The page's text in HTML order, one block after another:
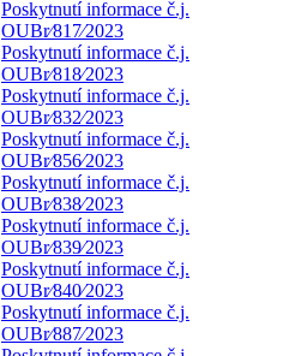
Poskytnutí informace č.j.
OUBr⁄817⁄2023
Poskytnutí informace č.j.
OUBr⁄818⁄2023
Poskytnutí informace č.j.
OUBr⁄832⁄2023
Poskytnutí informace č.j.
OUBr⁄856⁄2023
Poskytnutí informace č.j.
OUBr⁄838⁄2023
Poskytnutí informace č.j.
OUBr⁄839⁄2023
Poskytnutí informace č.j.
OUBr⁄840⁄2023
Poskytnutí informace č.j.
OUBr⁄887⁄2023